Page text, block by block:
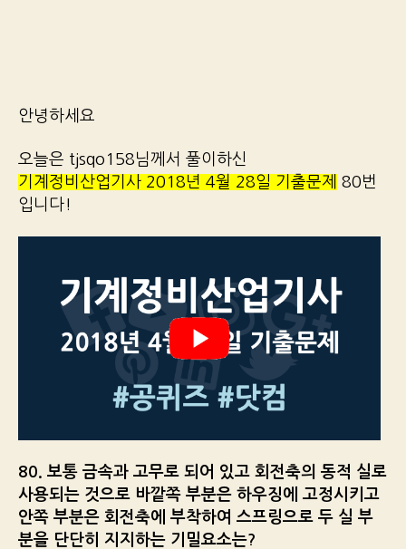
안녕하세요
오늘은 tjsqo158님께서 풀이하신
기계정비산업기사 2018년 4월 28일 기출문제
80번
입니다!
80. 보통 금속과 고무로 되어 있고 회전축의 동적 실로
사용되는 것으로 바깥쪽 부분은 하우징에 고정시키고
안쪽 부분은 회전축에 부착하여 스프링으로 두 실 부
분을 단단히 지지하는 기밀요소는?